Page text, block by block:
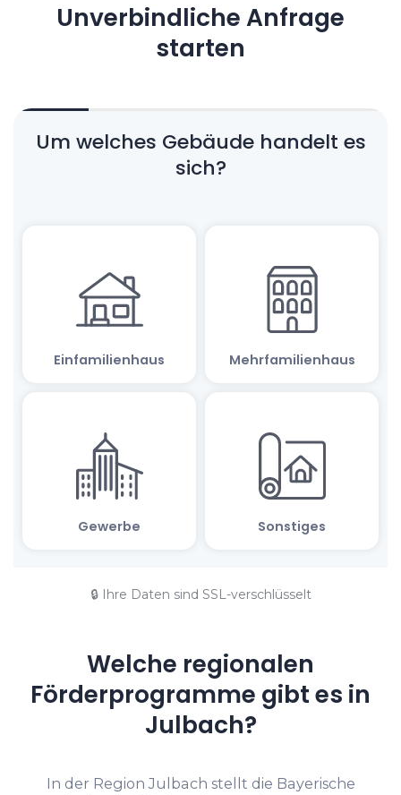
Unverbindliche Anfrage
starten
🔒 Ihre Daten sind SSL-verschlüsselt
Welche regionalen
Förderprogramme gibt es in
Julbach?
In der Region Julbach stellt die Bayerische